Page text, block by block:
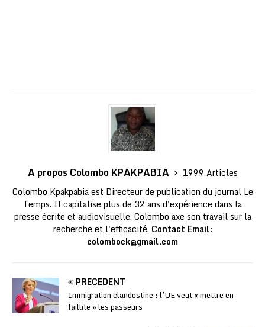
A propos Colombo KPAKPABIA
1999 Articles
Colombo Kpakpabia est Directeur de publication du journal Le
Temps. Il capitalise plus de 32 ans d'expérience dans la
presse écrite et audiovisuelle. Colombo axe son travail sur la
recherche et l'efficacité. Contact Email:
colombock@gmail.com
PRÉCÉDENT
Immigration clandestine : l’UE veut « mettre en
faillite » les passeurs